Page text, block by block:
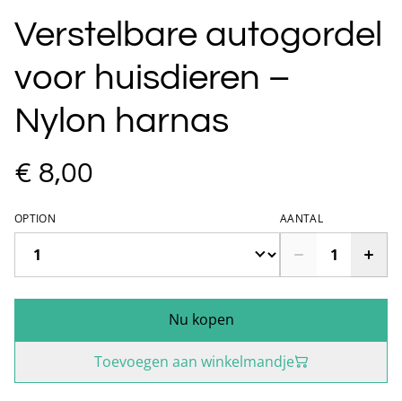
Verstelbare autogordel
voor huisdieren –
Nylon harnas
€ 8,00
OPTION AANTAL
Nu kopen
Toevoegen aan winkelmandje